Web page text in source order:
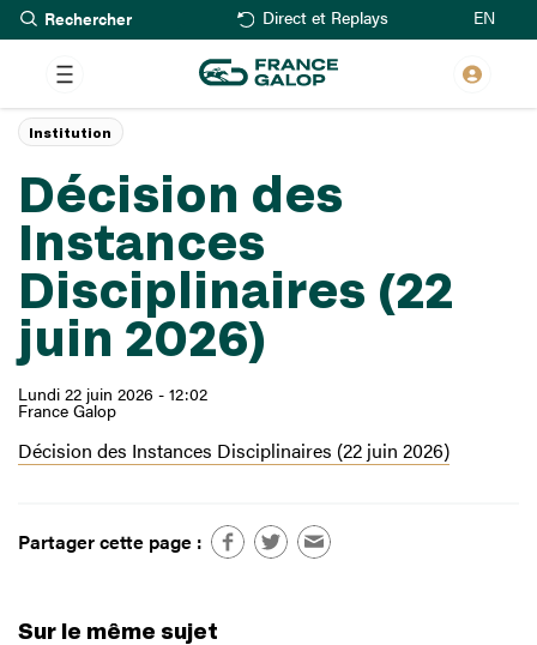
Aller
au
contenu
principal
Rechercher Direct et Replays EN
Décision des
Instances
Disciplinaires (22
juin 2026)
Lundi 22 juin 2026 - 12:02
France Galop
Institution
Décision des Instances Disciplinaires (22 juin 2026)
Partager cette page :
Sur le même sujet